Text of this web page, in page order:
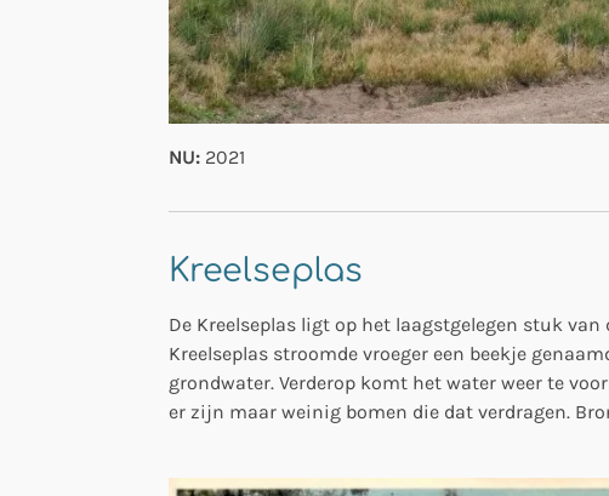
NU: 2021
Kreelseplas
De Kreelseplas ligt op het laagstgelegen stuk van
Kreelseplas stroomde vroeger een beekje
grondwater. Verderop komt het water weer te
er zijn maar weinig bomen die dat verdragen.